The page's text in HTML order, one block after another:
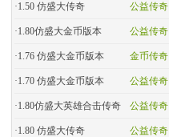
公益传奇
·1.50 仿盛大传奇
公益传奇
·1.80仿盛大金币版本
金币传奇
·1.76 仿盛大金币版本
公益传奇
·1.70 仿盛大金币版本
公益传奇
·1.80仿盛大英雄合击传奇
公益传奇
·1.80 仿盛大传奇